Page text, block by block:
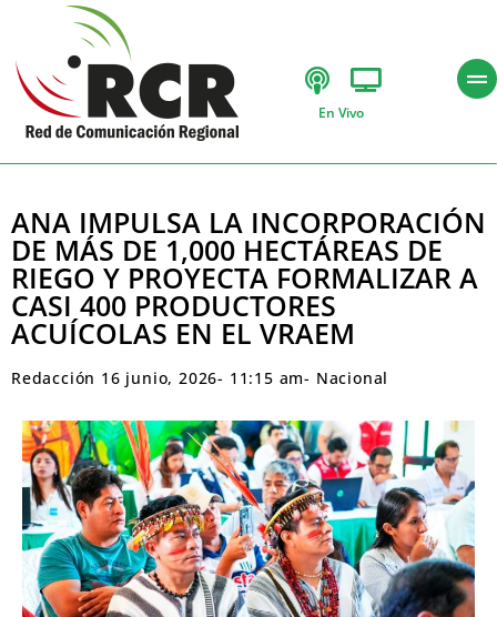
En Vivo
ANA IMPULSA LA INCORPORACIÓN
DE MÁS DE 1,000 HECTÁREAS DE
RIEGO Y PROYECTA FORMALIZAR A
CASI 400 PRODUCTORES
ACUÍCOLAS EN EL VRAEM
Redacción 16 junio, 2026- 11:15 am- Nacional